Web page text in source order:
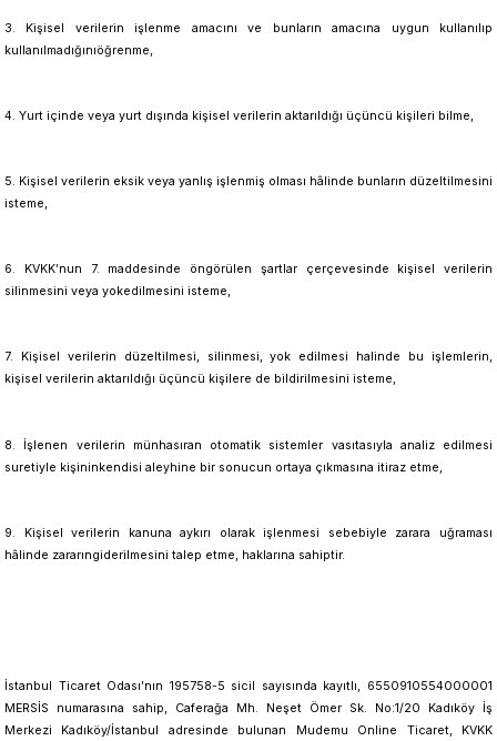
3. Kişisel verilerin işlenme amacını ve bunların amacına uygun kullanılıp
kullanılmadığınıöğrenme,
4. Yurt içinde veya yurt dışında kişisel verilerin aktarıldığı üçüncü kişileri bilme,
5. Kişisel verilerin eksik veya yanlış işlenmiş olması hâlinde bunların düzeltilmesini
isteme,
6. KVKK’nun 7. maddesinde öngörülen şartlar çerçevesinde kişisel verilerin
silinmesini veya yokedilmesini isteme,
7. Kişisel verilerin düzeltilmesi, silinmesi, yok edilmesi halinde bu işlemlerin,
kişisel verilerin aktarıldığı üçüncü kişilere de bildirilmesini isteme,
8. İşlenen verilerin münhasıran otomatik sistemler vasıtasıyla analiz edilmesi
suretiyle kişininkendisi aleyhine bir sonucun ortaya çıkmasına itiraz etme,
9. Kişisel verilerin kanuna aykırı olarak işlenmesi sebebiyle zarara uğraması
hâlinde zararıngiderilmesini talep etme, haklarına sahiptir.
İstanbul Ticaret Odası’nın 195758-5 sicil sayısında kayıtlı, 6550910554000001
MERSİS numarasına sahip, Caferağa Mh. Neşet Ömer Sk. No:1/20 Kadıköy İş
Merkezi Kadıköy/İstanbul adresinde bulunan Mudemu Online Ticaret, KVKK